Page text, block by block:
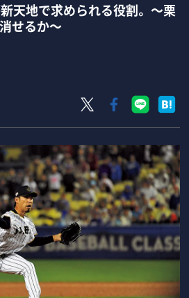
天地で求められる役割。 ～栗
せるか～